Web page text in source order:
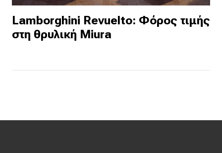
Lamborghini Revuelto: Φόρος τιμής
στη θρυλική Miura